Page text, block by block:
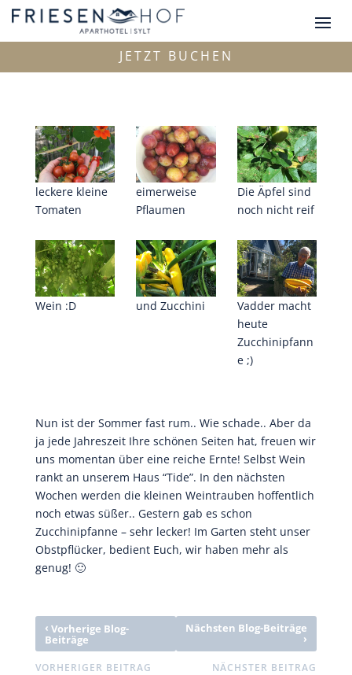
JETZT BUCHEN
leckere kleine
Tomaten
eimerweise
Pflaumen
Die Äpfel sind
noch nicht reif
Wein :D und Zucchini
Vadder macht
heute
Zucchinipfann
e ;)
Nun ist der Sommer fast rum.. Wie schade.. Aber da
ja jede Jahreszeit Ihre schönen Seiten hat, freuen wir
uns momentan über eine reiche Ernte! Selbst Wein
rankt an unserem Haus “Tide”. In den nächsten
Wochen werden die kleinen Weintrauben hoffentlich
noch etwas süßer.. Gestern gab es schon
Zucchinipfanne – sehr lecker! Im Garten steht unser
Obstpflücker, bedient Euch, wir haben mehr als
genug! 🙂
‹ Vorherige Blog-
Beiträge
VORHERIGER BEITRAG
Nächsten Blog-Beiträge
›
NÄCHSTER BEITRAG